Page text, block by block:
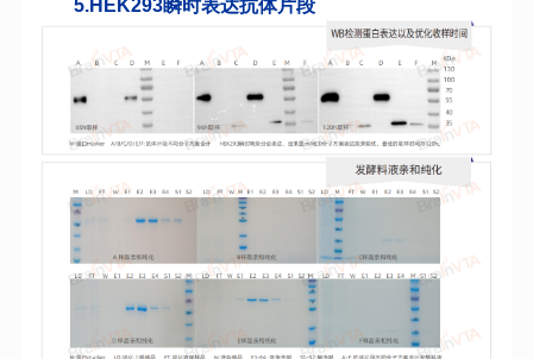
5.HEK293瞬时表达抗体片段